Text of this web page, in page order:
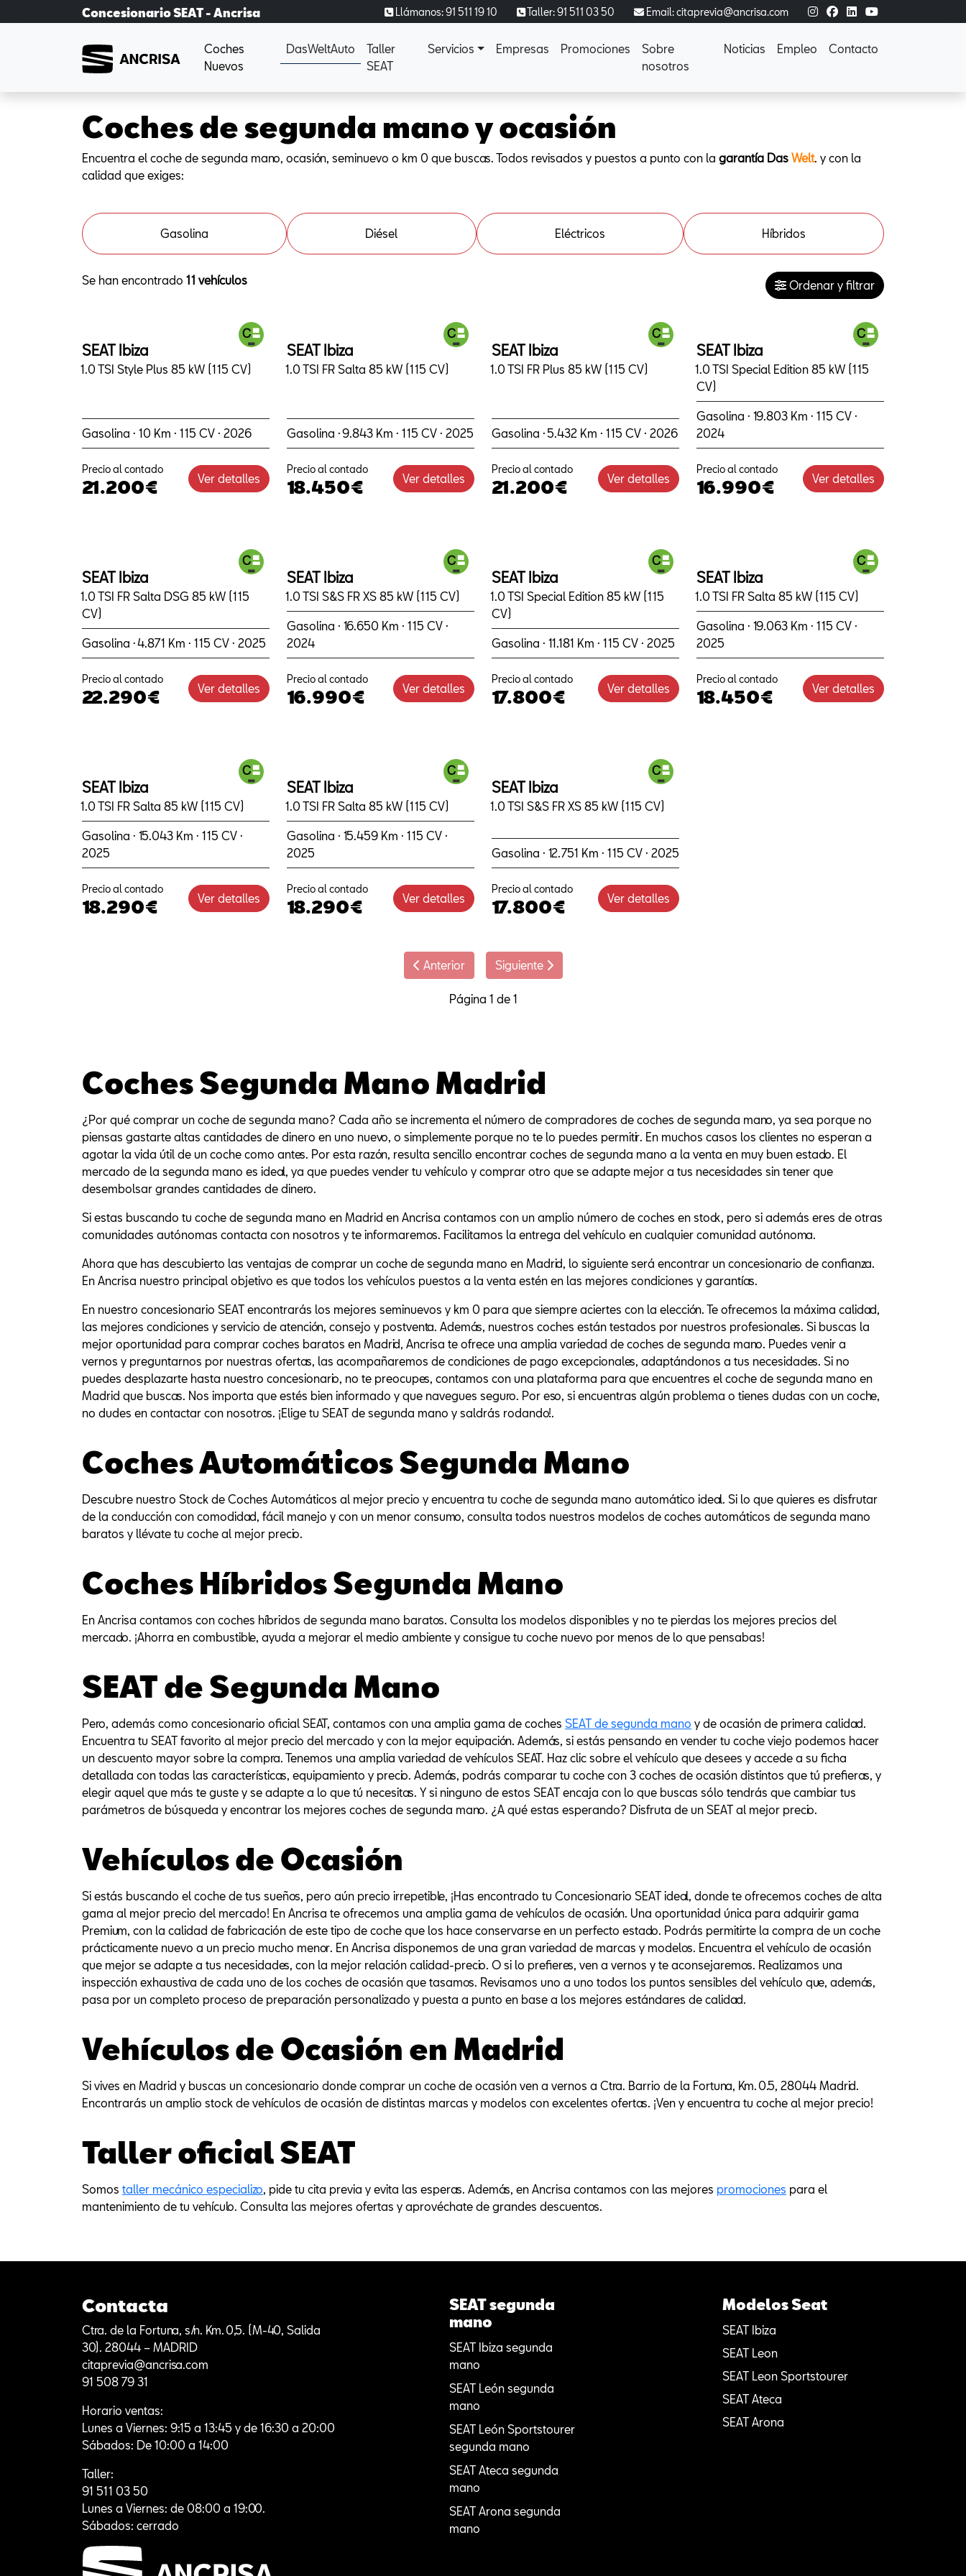
Concesionario SEAT - Ancrisa Llámanos: 91 511 19 10 Taller: 91 511 03 50 Email: citaprevia@ancrisa.com
Coches
Nuevos
DasWeltAuto
Taller
SEAT
Servicios Empresas Promociones
Sobre
nosotros
Noticias Empleo Contacto
Coches de segunda mano y ocasión
Encuentra el coche de segunda mano, ocasión, seminuevo o km 0 que buscas. Todos revisados y puestos a punto con la garantía Das Welt. y con la
calidad que exiges:
Gasolina Diésel Eléctricos Híbridos
Se han encontrado 11 vehículos Ordenar y filtrar
SEAT Ibiza
1.0 TSI Style Plus 85 kW (115 CV)
Gasolina · 10 Km · 115 CV · 2026
Precio al contado
21.200€ Ver detalles
SEAT Ibiza
1.0 TSI FR Salta 85 kW (115 CV)
Gasolina · 9.843 Km · 115 CV · 2025
Precio al contado
18.450€ Ver detalles
SEAT Ibiza
1.0 TSI FR Plus 85 kW (115 CV)
Gasolina · 5.432 Km · 115 CV · 2026
Precio al contado
21.200€ Ver detalles
SEAT Ibiza
1.0 TSI Special Edition 85 kW (115
CV)
Gasolina · 19.803 Km · 115 CV ·
2024
Precio al contado
16.990€ Ver detalles
SEAT Ibiza
1.0 TSI FR Salta DSG 85 kW (115
CV)
Gasolina · 4.871 Km · 115 CV · 2025
Precio al contado
22.290€ Ver detalles
SEAT Ibiza
1.0 TSI S&S FR XS 85 kW (115 CV)
Gasolina · 16.650 Km · 115 CV ·
2024
Precio al contado
16.990€ Ver detalles
SEAT Ibiza
1.0 TSI Special Edition 85 kW (115
CV)
Gasolina · 11.181 Km · 115 CV · 2025
Precio al contado
17.800€ Ver detalles
SEAT Ibiza
1.0 TSI FR Salta 85 kW (115 CV)
Gasolina · 19.063 Km · 115 CV ·
2025
Precio al contado
18.450€ Ver detalles
SEAT Ibiza
1.0 TSI FR Salta 85 kW (115 CV)
Gasolina · 15.043 Km · 115 CV ·
2025
Precio al contado
18.290€ Ver detalles
SEAT Ibiza
1.0 TSI FR Salta 85 kW (115 CV)
Gasolina · 15.459 Km · 115 CV ·
2025
Precio al contado
18.290€ Ver detalles
SEAT Ibiza
1.0 TSI S&S FR XS 85 kW (115 CV)
Gasolina · 12.751 Km · 115 CV · 2025
Precio al contado
17.800€ Ver detalles
Anterior Siguiente
Página 1 de 1
Coches Segunda Mano Madrid
¿Por qué comprar un coche de segunda mano? Cada año se incrementa el número de compradores de coches de segunda mano, ya sea porque no
piensas gastarte altas cantidades de dinero en uno nuevo, o simplemente porque no te lo puedes permitir. En muchos casos los clientes no esperan a
agotar la vida útil de un coche como antes. Por esta razón, resulta sencillo encontrar coches de segunda mano a la venta en muy buen estado. El
mercado de la segunda mano es ideal, ya que puedes vender tu vehículo y comprar otro que se adapte mejor a tus necesidades sin tener que
desembolsar grandes cantidades de dinero.
Si estas buscando tu coche de segunda mano en Madrid en Ancrisa contamos con un amplio número de coches en stock, pero si además eres de otras
comunidades autónomas contacta con nosotros y te informaremos. Facilitamos la entrega del vehículo en cualquier comunidad autónoma.
Ahora que has descubierto las ventajas de comprar un coche de segunda mano en Madrid, lo siguiente será encontrar un concesionario de confianza.
En Ancrisa nuestro principal objetivo es que todos los vehículos puestos a la venta estén en las mejores condiciones y garantías.
En nuestro concesionario SEAT encontrarás los mejores seminuevos y km 0 para que siempre aciertes con la elección. Te ofrecemos la máxima calidad,
las mejores condiciones y servicio de atención, consejo y postventa. Además, nuestros coches están testados por nuestros profesionales. Si buscas la
mejor oportunidad para comprar coches baratos en Madrid, Ancrisa te ofrece una amplia variedad de coches de segunda mano. Puedes venir a
vernos y preguntarnos por nuestras ofertas, las acompañaremos de condiciones de pago excepcionales, adaptándonos a tus necesidades. Si no
puedes desplazarte hasta nuestro concesionario, no te preocupes, contamos con una plataforma para que encuentres el coche de segunda mano en
Madrid que buscas. Nos importa que estés bien informado y que navegues seguro. Por eso, si encuentras algún problema o tienes dudas con un coche,
no dudes en contactar con nosotros. ¡Elige tu SEAT de segunda mano y saldrás rodando!.
Coches Automáticos Segunda Mano
Descubre nuestro Stock de Coches Automáticos al mejor precio y encuentra tu coche de segunda mano automático ideal. Si lo que quieres es disfrutar
de la conducción con comodidad, fácil manejo y con un menor consumo, consulta todos nuestros modelos de coches automáticos de segunda mano
baratos y llévate tu coche al mejor precio.
Coches Híbridos Segunda Mano
En Ancrisa contamos con coches híbridos de segunda mano baratos. Consulta los modelos disponibles y no te pierdas los mejores precios del
mercado. ¡Ahorra en combustible, ayuda a mejorar el medio ambiente y consigue tu coche nuevo por menos de lo que pensabas!
SEAT de Segunda Mano
Pero, además como concesionario oficial SEAT, contamos con una amplia gama de coches SEAT de segunda mano y de ocasión de primera calidad.
Encuentra tu SEAT favorito al mejor precio del mercado y con la mejor equipación. Además, si estás pensando en vender tu coche viejo podemos hacer
un descuento mayor sobre la compra. Tenemos una amplia variedad de vehículos SEAT. Haz clic sobre el vehículo que desees y accede a su ficha
detallada con todas las características, equipamiento y precio. Además, podrás comparar tu coche con 3 coches de ocasión distintos que tú prefieras, y
elegir aquel que más te guste y se adapte a lo que tú necesitas. Y si ninguno de estos SEAT encaja con lo que buscas sólo tendrás que cambiar tus
parámetros de búsqueda y encontrar los mejores coches de segunda mano. ¿A qué estas esperando? Disfruta de un SEAT al mejor precio.
Vehículos de Ocasión
Si estás buscando el coche de tus sueños, pero aún precio irrepetible, ¡Has encontrado tu Concesionario SEAT ideal, donde te ofrecemos coches de alta
gama al mejor precio del mercado! En Ancrisa te ofrecemos una amplia gama de vehículos de ocasión. Una oportunidad única para adquirir gama
Premium, con la calidad de fabricación de este tipo de coche que los hace conservarse en un perfecto estado. Podrás permitirte la compra de un coche
prácticamente nuevo a un precio mucho menor. En Ancrisa disponemos de una gran variedad de marcas y modelos. Encuentra el vehículo de ocasión
que mejor se adapte a tus necesidades, con la mejor relación calidad-precio. O si lo prefieres, ven a vernos y te aconsejaremos. Realizamos una
inspección exhaustiva de cada uno de los coches de ocasión que tasamos. Revisamos uno a uno todos los puntos sensibles del vehículo que, además,
pasa por un completo proceso de preparación personalizado y puesta a punto en base a los mejores estándares de calidad.
Vehículos de Ocasión en Madrid
Si vives en Madrid y buscas un concesionario donde comprar un coche de ocasión ven a vernos a Ctra. Barrio de la Fortuna, Km. 0.5, 28044 Madrid.
Encontrarás un amplio stock de vehículos de ocasión de distintas marcas y modelos con excelentes ofertas. ¡Ven y encuentra tu coche al mejor precio!
Taller oficial SEAT
Somos taller mecánico especializo, pide tu cita previa y evita las esperas. Además, en Ancrisa contamos con las mejores promociones para el
mantenimiento de tu vehículo. Consulta las mejores ofertas y aprovéchate de grandes descuentos.
Contacta
Ctra. de la Fortuna, s/n. Km. 0,5. (M-40, Salida
30). 28044 – MADRID
citaprevia@ancrisa.com
91 508 79 31
Horario ventas:
Lunes a Viernes: 9:15 a 13:45 y de 16:30 a 20:00
Sábados: De 10:00 a 14:00
Taller:
91 511 03 50
Lunes a Viernes: de 08:00 a 19:00.
Sábados: cerrado
SEAT segunda
mano
SEAT Ibiza segunda
mano
SEAT León segunda
mano
SEAT León Sportstourer
segunda mano
SEAT Ateca segunda
mano
SEAT Arona segunda
mano
Modelos Seat
SEAT Ibiza
SEAT Leon
SEAT Leon Sportstourer
SEAT Ateca
SEAT Arona